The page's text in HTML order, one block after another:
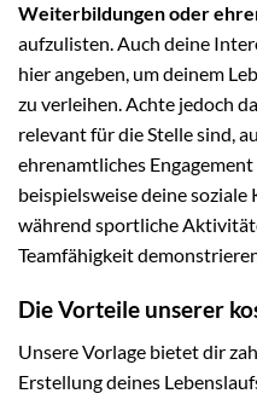
Weiterbildungen oder
aufzulisten. Auch deine
hier angeben, um deinem
zu verleihen. Achte jedoch
relevant für die Stelle sind,
ehrenamtliches
beispielsweise deine
während sportliche
Teamfähigkeit
Die Vorteile unserer
Unsere Vorlage bietet dir
Erstellung deines